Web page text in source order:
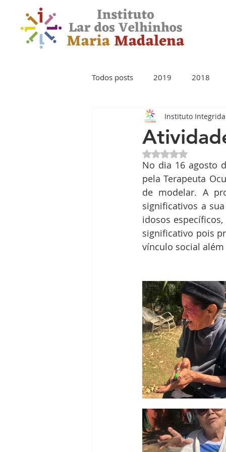
Todos posts 2019 2018
Instituto
Avaliado com
No dia 16 agosto
pela Terapeuta
de modelar. A
significativos a
idosos
significativo pois
vínculo social